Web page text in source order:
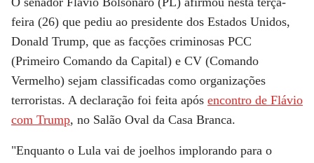
feira (26) que pediu ao presidente dos Estados Unidos,
Donald Trump, que as facções criminosas PCC
(Primeiro Comando da Capital) e CV (Comando
Vermelho) sejam classificadas como organizações
terroristas. A declaração foi feita após encontro de Flávio
com Trump, no Salão Oval da Casa Branca.
"Enquanto o Lula vai de joelhos implorando para o